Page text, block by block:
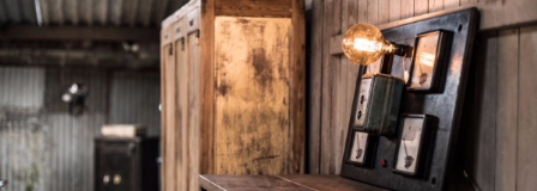
Your content goes here. Edit or remove this text inline
or in the module Content settings. You can also style
every aspect of this content in the module Design
settings and even apply custom CSS to this text in the
module Advanced settings.